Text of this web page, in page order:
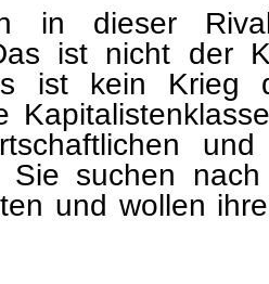
in dieser
ist nicht der
ist kein Krieg
und
Sie suchen
und wollen